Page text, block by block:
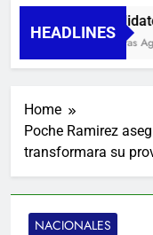
HEADLINES
12 Horas Ago
Home
Poche Ramirez
transformara su
NACIONALES